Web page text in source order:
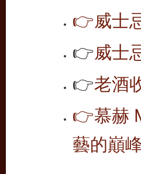
👉威士
👉威士
👉老酒
👉慕赫
藝的巔